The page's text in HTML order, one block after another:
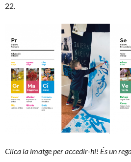
22.
Clica la imatge per accedir-hi! És un